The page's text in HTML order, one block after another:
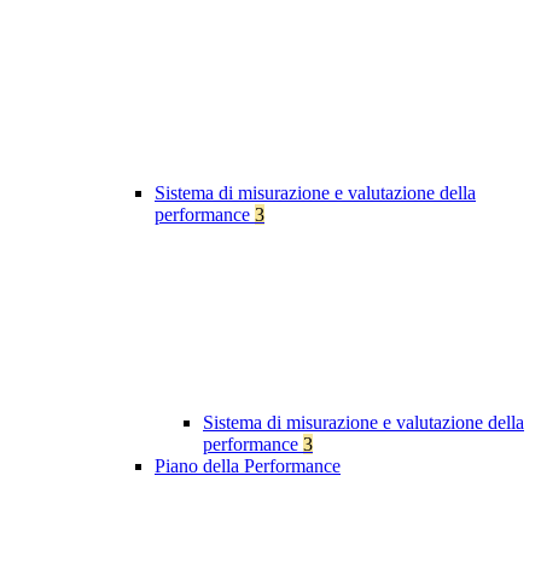
Sistema di misurazione e valutazione della
performance 3
Sistema di misurazione e valutazione della
performance 3
Piano della Performance